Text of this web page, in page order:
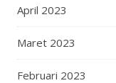
April 2023
Maret 2023
Februari 2023